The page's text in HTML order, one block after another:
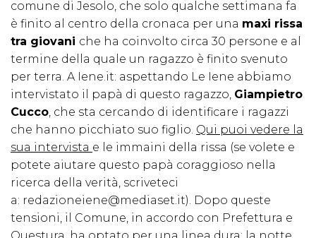
comune di Jesolo, che solo qualche settimana fa
è finito al centro della cronaca per una maxi rissa
tra giovani che ha coinvolto circa 30 persone e al
termine della quale un ragazzo è finito svenuto
per terra. A Iene.it: aspettando Le Iene abbiamo
intervistato il papà di questo ragazzo, Giampietro
Cucco, che sta cercando di identificare i ragazzi
che hanno picchiato suo figlio. Qui puoi vedere la
sua intervista e le immaini della rissa (se volete e
potete aiutare questo papà coraggioso nella
ricerca della verità, scriveteci
a: redazioneiene@mediaset.it). Dopo queste
tensioni, il Comune, in accordo con Prefettura e